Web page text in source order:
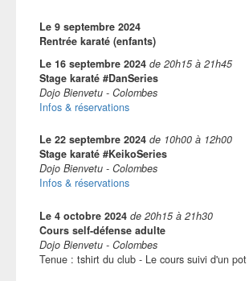
Le 9 septembre 2024
Rentrée karaté (enfants)
Le 16 septembre 2024 de 20h15à 21h45
Stage karaté #DanSeries
Dojo Bienvetu - Colombes
Infos & réservations
Le 22 septembre 2024 de 10h00 à 12h00
Stage karaté #KeikoSeries
Dojo Bienvetu - Colombes
Infos & réservations
Le 4 octobre 2024 de 20h15à 21h30
Cours self-défense adulte
Dojo Bienvetu - Colombes
Tenue : tshirt du club - Le cours suivi d'un pot